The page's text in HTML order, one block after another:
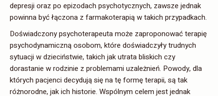
depresji oraz po epizodach psychotycznych, zawsze jednak
powinna być łączona z farmakoterapią w takich przypadkach.
Doświadczony psychoterapeuta może zaproponować terapię
psychodynamiczną osobom, które doświadczyły trudnych
sytuacji w dzieciństwie, takich jak utrata bliskich czy
dorastanie w rodzinie z problemami uzależnień. Powody, dla
których pacjenci decydują się na tę formę terapii, są tak
różnorodne, jak ich historie. Wspólnym celem jest jednak